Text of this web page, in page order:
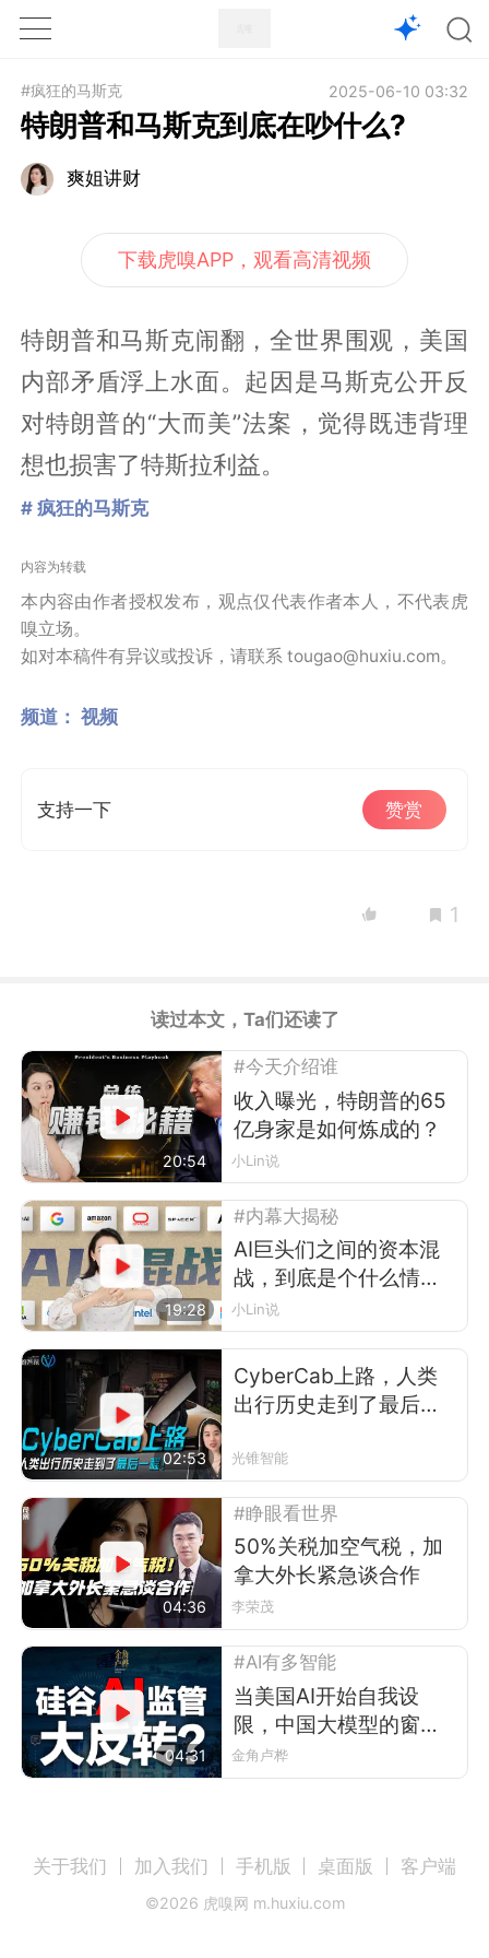
1X
#疯狂的马斯克 2025-06-10 03:32
特朗普和马斯克到底在吵什么?
爽姐讲财
下载虎嗅APP，观看高清视频
特朗普和马斯克闹翻，全世界围观，美国
内部矛盾浮上水面。起因是马斯克公开反
对特朗普的“大而美”法案，觉得既违背理
想也损害了特斯拉利益。
# 疯狂的马斯克
内容为转载
本内容由作者授权发布，观点仅代表作者本人，不代表虎
嗅立场。
如对本稿件有异议或投诉，请联系 tougao@huxiu.com。
频道： 视频
支持一下 赞赏
1
读过本文，Ta们还读了
20:54
#今天介绍谁
收入曝光，特朗普的65
亿身家是如何炼成的？
小Lin说
19:28
#内幕大揭秘
AI巨头们之间的资本混
战，到底是个什么情
况？
小Lin说
02:53
CyberCab上路，人类
出行历史走到了最后一
光锥智能
04:36
#睁眼看世界
50%关税加空气税，加
拿大外长紧急谈合作
李荣茂
04:31
#AI有多智能
当美国AI开始自我设
限，中国大模型的窗口
期来了
金角卢桦
关于我们 加入我们 手机版 桌面版 客户端
©2026 虎嗅网 m.huxiu.com